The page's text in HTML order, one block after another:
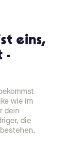
eins,
-
wie im
dein
die